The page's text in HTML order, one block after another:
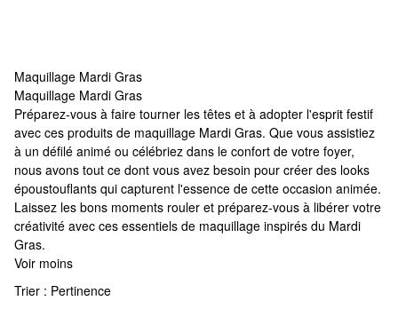
Maquillage Mardi Gras
Maquillage Mardi Gras
Maquillage Mardi Gras
Préparez-vous à faire tourner les têtes et à adopter l'esprit festif
avec ces produits de maquillage Mardi Gras. Que vous assistiez
à un défilé animé ou célébriez dans le confort de votre foyer,
nous avons tout ce dont vous avez besoin pour créer des looks
époustouflants qui capturent l'essence de cette occasion animée.
Laissez les bons moments rouler et préparez-vous à libérer votre
créativité avec ces essentiels de maquillage inspirés du Mardi
Gras.
Voir moins
Trier : Pertinence